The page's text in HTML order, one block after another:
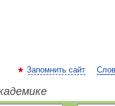
Запомнить сайт